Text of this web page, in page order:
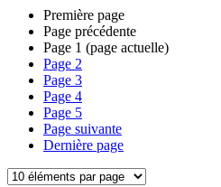
Première page
Page précédente
Page 1 (page actuelle)
Page 2
Page 3
Page 4
Page 5
Page suivante
Dernière page